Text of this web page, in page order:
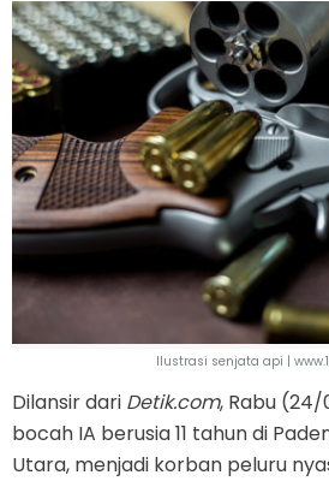
Ilustrasi senjata api |
Dilansir dari Detik.com, Rabu
bocah IA berusia 11 tahun di
Utara, menjadi korban peluru